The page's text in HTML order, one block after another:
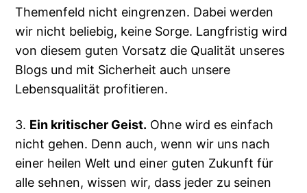
Themenfeld nicht eingrenzen. Dabei werden
wir nicht beliebig, keine Sorge. Langfristig wird
von diesem guten Vorsatz die Qualität unseres
Blogs und mit Sicherheit auch unsere
Lebensqualität profitieren.
3. Ein kritischer Geist. Ohne wird es einfach
nicht gehen. Denn auch, wenn wir uns nach
einer heilen Welt und einer guten Zukunft für
alle sehnen, wissen wir, dass jeder zu seinen